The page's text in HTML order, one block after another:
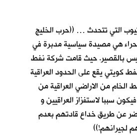
التي تتحدث … ((حرب الخليج
هي مصيدة سياسية مدبرة في
بالقصير. حيث قامت شركة نفط
كويتي يقع على الحدود العراقية
الخام من الاراضي العراقية من
سببا لاستفزاز العراقيين و
عن طريق خداع قادتهم بعدم
لجيرانهم!))